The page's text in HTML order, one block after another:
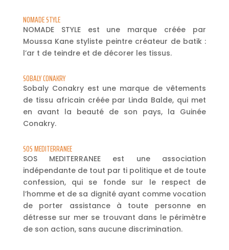
NOMADE STYLE
NOMADE STYLE est une marque créée par
Moussa Kane styliste peintre créateur de batik :
l’ar t de teindre et de décorer les tissus.
SOBALY CONAKRY
Sobaly Conakry est une marque de vêtements
de tissu africain créée par Linda Balde, qui met
en avant la beauté de son pays, la Guinée
Conakry.
SOS MEDITERRANEE
SOS MEDITERRANEE est une association
indépendante de tout par ti politique et de toute
confession, qui se fonde sur le respect de
l’homme et de sa dignité ayant comme vocation
de porter assistance à toute personne en
détresse sur mer se trouvant dans le périmètre
de son action, sans aucune discrimination.